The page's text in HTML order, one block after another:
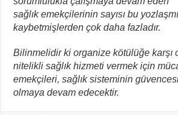
sağlık emekçilerinin sayısı bu
kaybetmişlerden çok daha fazladır.
Bilinmelidir ki organize kötülüğe karşı
nitelikli sağlık hizmeti vermek için
emekçileri, sağlık sisteminin
olmaya devam edecektir.